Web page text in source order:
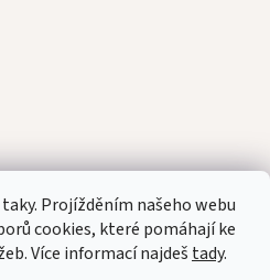
Projížděním našeho webu
cookies, které pomáhají ke
Více informací najdeš tady.
podmínky
údajů